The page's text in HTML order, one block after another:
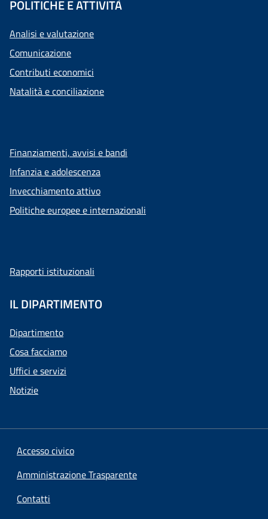
POLITICHE E ATTIVITÀ
Analisi e valutazione
Comunicazione
Contributi economici
Natalità e conciliazione
Finanziamenti, avvisi e bandi
Infanzia e adolescenza
Invecchiamento attivo
Politiche europee e internazionali
Rapporti istituzionali
IL DIPARTIMENTO
Dipartimento
Cosa facciamo
Uffici e servizi
Notizie
Accesso civico
Amministrazione Trasparente
Contatti